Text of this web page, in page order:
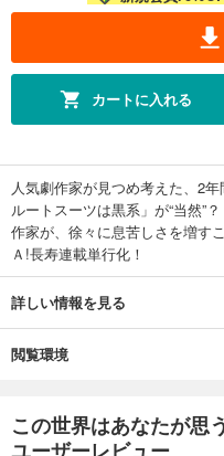
カートに入れる
人気劇作家が見つめ考えた、2
ルートスーツは黒系」が“当然”
作家が、徐々に息苦しさを増す
Ａ!長寿連載単行化！
詳しい情報を見る
閲覧環境
この世界はあなたが思
ユーザーレビュー